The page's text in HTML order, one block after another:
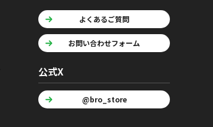
よくあるご質問
お問い合わせフォーム
公式X
@bro_store